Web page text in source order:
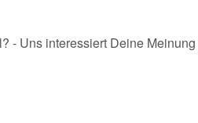
- Uns interessiert Deine Meinung